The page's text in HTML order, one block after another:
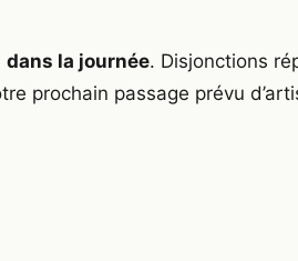
dans la journée. Disjonctions
prochain passage prévu